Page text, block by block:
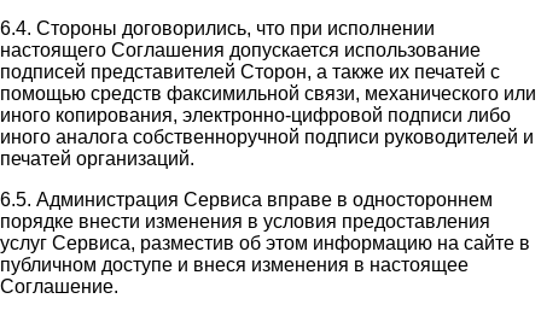
6.4. Стороны договорились, что при исполнении
настоящего Соглашения допускается использование
подписей представителей Сторон, а также их печатей с
помощью средств факсимильной связи, механического или
иного копирования, электронно-цифровой подписи либо
иного аналога собственноручной подписи руководителей и
печатей организаций.
6.5. Администрация Сервиса вправе в одностороннем
порядке внести изменения в условия предоставления
услуг Сервиса, разместив об этом информацию на сайте в
публичном доступе и внеся изменения в настоящее
Соглашение.